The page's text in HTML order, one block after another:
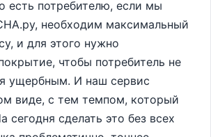
есть потребителю, если мы
необходим максимальный
и для этого нужно
чтобы потребитель не
ущербным. И наш сервис
виде, с тем темпом, который
сегодня сделать это без всех